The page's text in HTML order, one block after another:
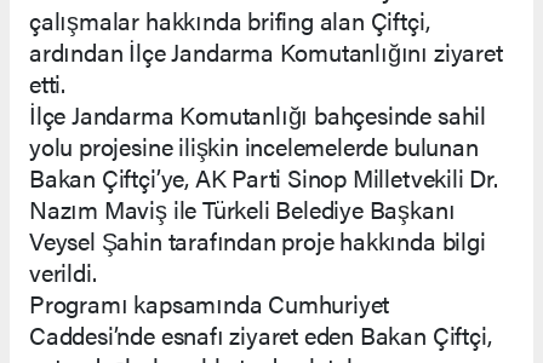
çalışmalar hakkında brifing alan Çiftçi,
ardından İlçe Jandarma Komutanlığını ziyaret
etti.
İlçe Jandarma Komutanlığı bahçesinde sahil
yolu projesine ilişkin incelemelerde bulunan
Bakan Çiftçi’ye, AK Parti Sinop Milletvekili Dr.
Nazım Maviş ile Türkeli Belediye Başkanı
Veysel Şahin tarafından proje hakkında bilgi
verildi.
Programı kapsamında Cumhuriyet
Caddesi’nde esnafı ziyaret eden Bakan Çiftçi,